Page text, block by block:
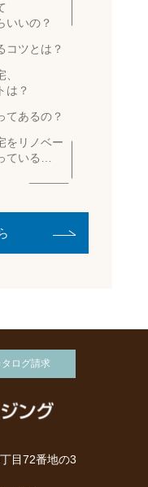
いいの？
コツとは？
は？
てあるの？
をリノベー
ている…
目72番地の3
タログ請求